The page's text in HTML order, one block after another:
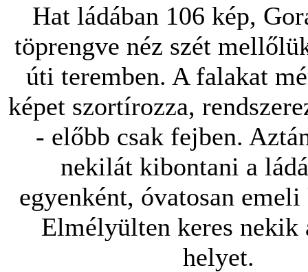
Hat ládában 106 kép,
töprengve néz szét
úti teremben. A falakat
képet szortírozza,
- előbb csak fejben.
nekilát kibontani a
egyenként, óvatosan
Elmélyülten keres nekik
helyet.